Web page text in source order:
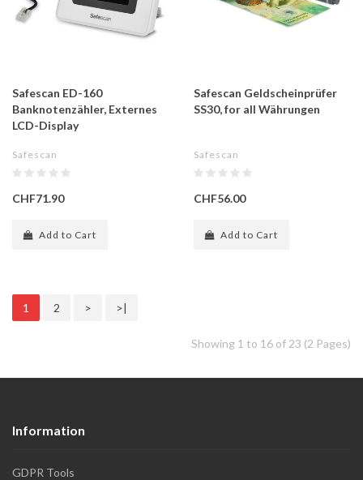
Safescan ED-160
Banknotenzähler, Externes
LCD-Display
Safescan
CHF71.90
Add to Cart
Safescan Geldscheinprüfer
SS30, for all Währungen
Safescan
CHF56.00
Add to Cart
1 2 > >|
Showing 1 to 16 of 23 (2 Pages)
Information
GDPR Tools